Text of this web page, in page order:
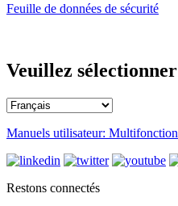
Feuille de données de sécurité
Veuillez
Manuels utilisateur:
Restons connectés